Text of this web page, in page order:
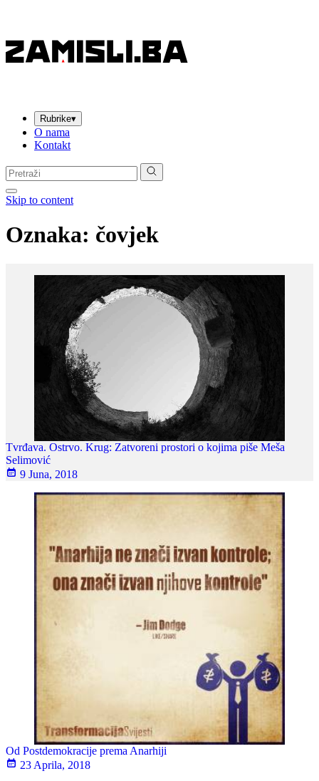
Rubrike▾
O nama
Kontakt
Pretraga:
Skip to content
Oznaka: čovjek
Tvrđava. Ostrvo. Krug: Zatvoreni prostori o kojima piše Meša
Selimović
9 Juna, 2018
Od Postdemokracije prema Anarhiji
23 Aprila, 2018